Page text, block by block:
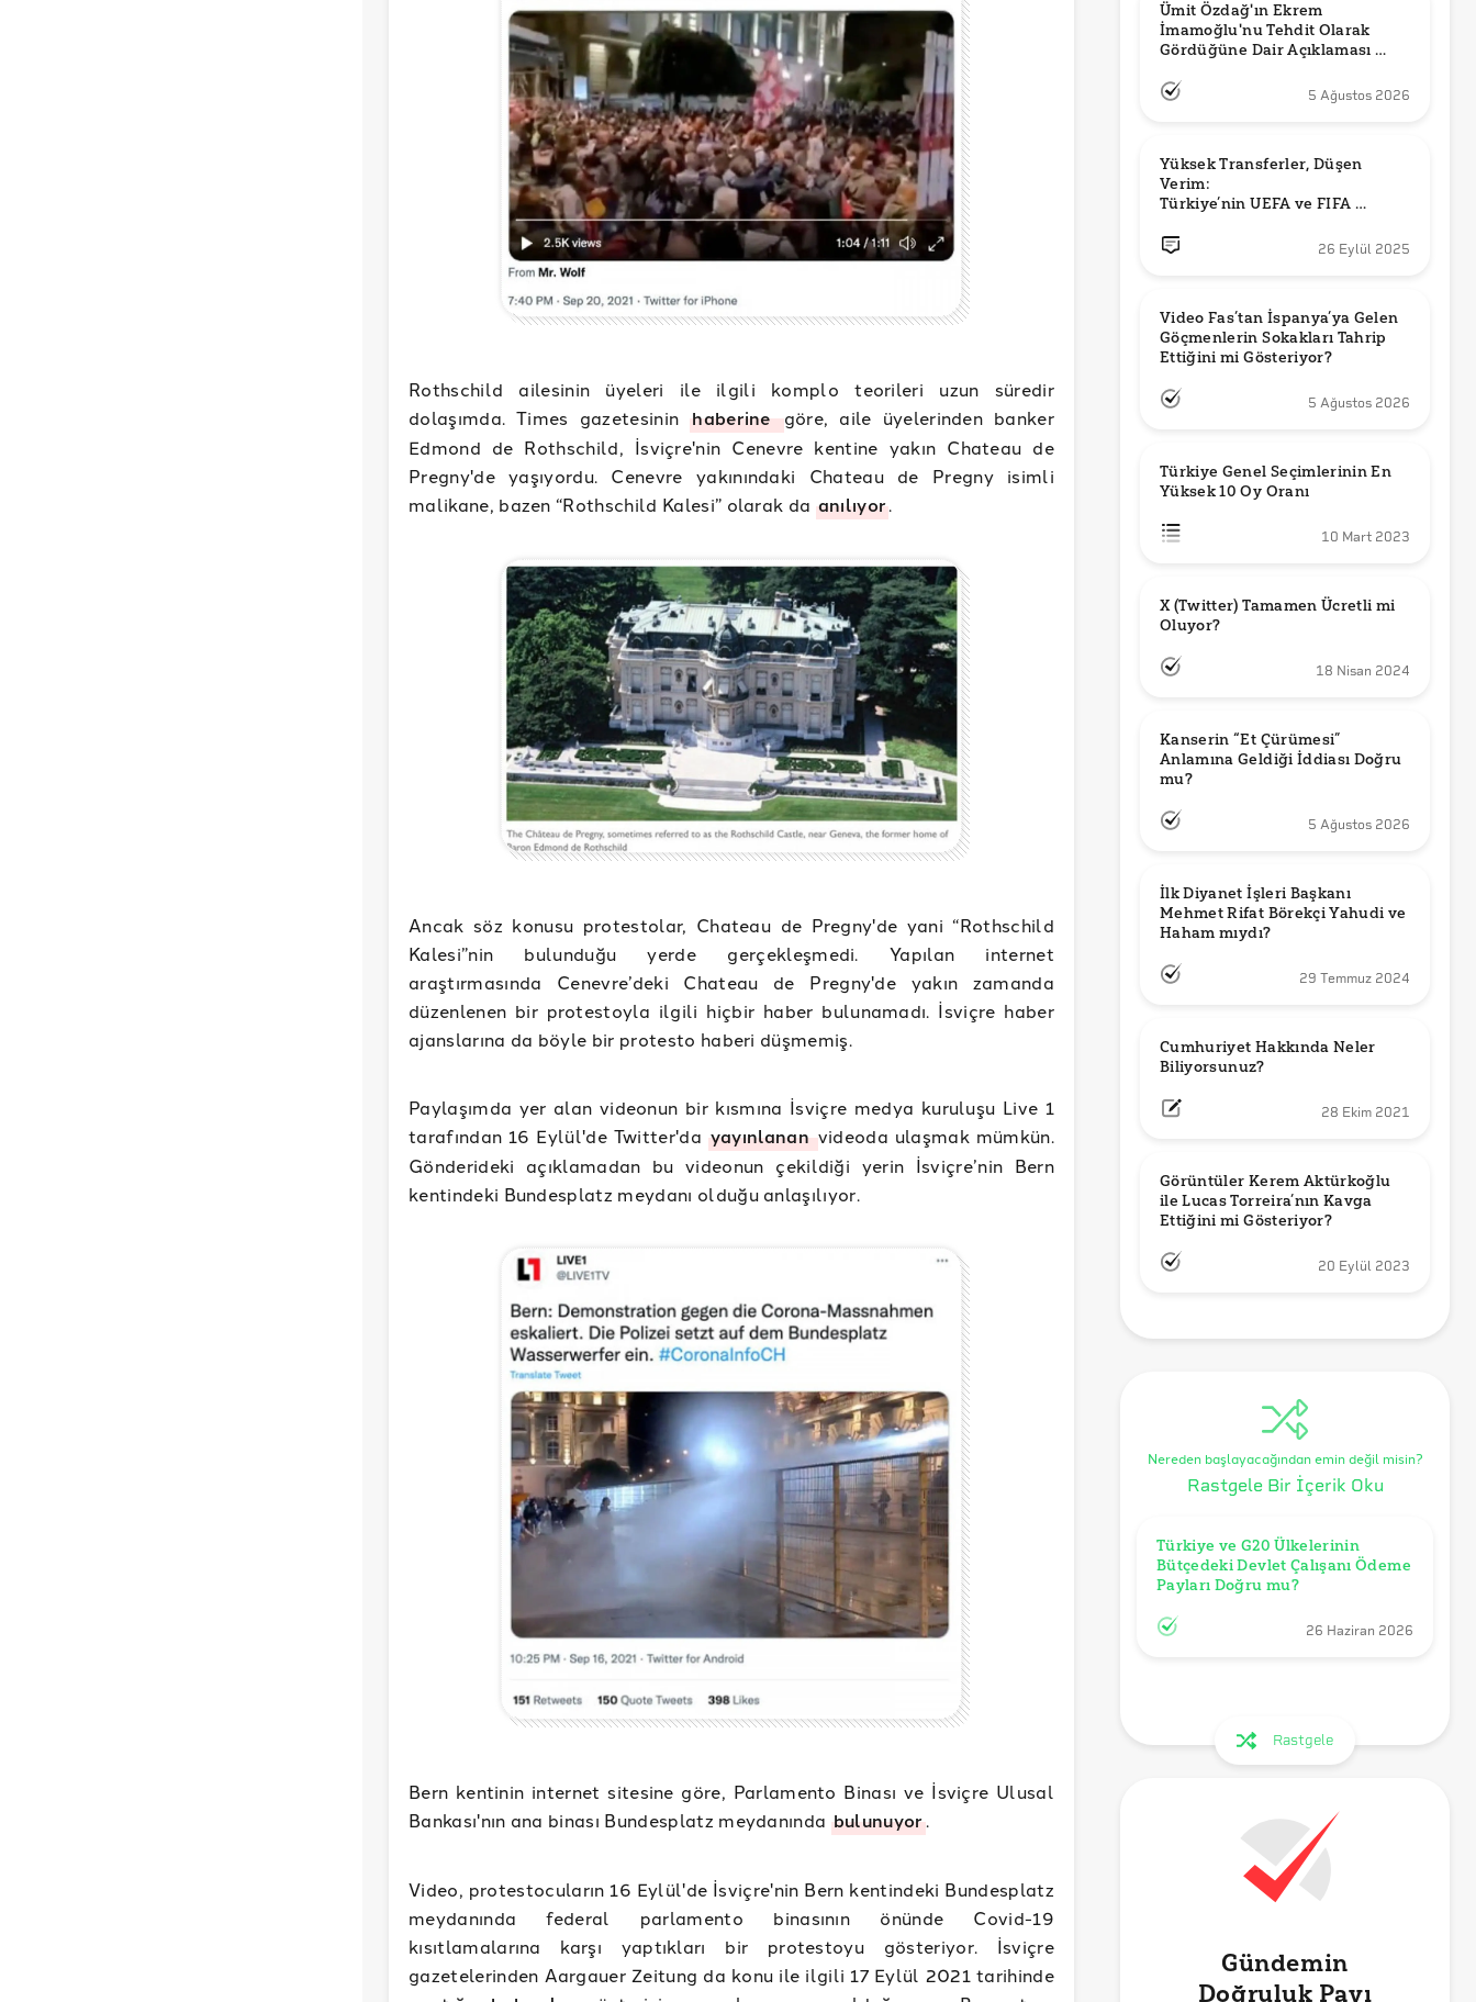
Rothschild ailesinin üyeleri ile ilgili komplo teorileri uzun süredir
dolaşımda. Times gazetesininhaberinegöre, aile üyelerinden banker
Edmond de Rothschild, İsviçre'nin Cenevre kentine yakın Chateau de
Pregny'de yaşıyordu. Cenevre yakınındaki Chateau de Pregny isimli
malikane, bazen “Rothschild Kalesi” olarak da anılıyor.
Ancak söz konusu protestolar, Chateau de Pregny'de yani “Rothschild
Kalesi”nin bulunduğu yerde gerçekleşmedi. Yapılan internet
araştırmasında Cenevre’deki Chateau de Pregny'de yakın zamanda
düzenlenen bir protestoyla ilgili hiçbir haber bulunamadı. İsviçre haber
ajanslarına da böyle bir protesto haberi düşmemiş.
Paylaşımda yer alan videonun bir kısmına İsviçre medya kuruluşu Live 1
tarafından 16 Eylül'de Twitter'da yayınlananvideoda ulaşmak mümkün.
Gönderideki açıklamadan bu videonun çekildiği yerin İsviçre’nin Bern
kentindeki Bundesplatz meydanı olduğu anlaşılıyor.
Bern kentinin internet sitesine göre, Parlamento Binası ve İsviçre Ulusal
Bankası'nın ana binası Bundesplatz meydanında bulunuyor.
Video, protestocuların 16 Eylül'de İsviçre'nin Bern kentindeki Bundesplatz
meydanında federal parlamento binasının önünde Covid-19
kısıtlamalarına karşı yaptıkları bir protestoyu gösteriyor. İsviçre
gazetelerinden Aargauer Zeitung da konu ile ilgili 17 Eylül 2021 tarihinde
Ümit Özdağ'ın Ekrem
İmamoğlu'nu Tehdit Olarak
Gördüğüne Dair Açıklaması
5 Ağustos 2026
Yüksek Transferler, Düşen
Verim:
Türkiye’nin UEFA ve FIFA
26 Eylül 2025
Video Fas’tan İspanya’ya Gelen
Göçmenlerin Sokakları Tahrip
Ettiğini mi Gösteriyor?
5 Ağustos 2026
Türkiye Genel Seçimlerinin En
Yüksek 10 Oy Oranı
10 Mart 2023
X (Twitter) Tamamen Ücretli mi
Oluyor?
18 Nisan 2024
Kanserin “Et Çürümesi”
Anlamına Geldiği İddiası Doğru
mu?
5 Ağustos 2026
İlk Diyanet İşleri Başkanı
Mehmet Rifat Börekçi Yahudi ve
Haham mıydı?
29 Temmuz 2024
Cumhuriyet Hakkında Neler
Biliyorsunuz?
28 Ekim 2021
Görüntüler Kerem Aktürkoğlu
ile Lucas Torreira’nın Kavga
Ettiğini mi Gösteriyor?
20 Eylül 2023
Nereden başlayacağından emin değil misin?
Rastgele Bir İçerik Oku
Türkiye ve G20 Ülkelerinin
Bütçedeki Devlet Çalışanı Ödeme
Payları Doğru mu?
26 Haziran 2026
Rastgele
Gündemin
Doğruluk Payı